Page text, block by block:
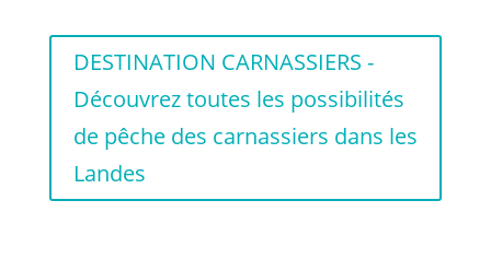
DESTINATION CARNASSIERS -
Découvrez toutes les possibilités
de pêche des carnassiers dans les
Landes